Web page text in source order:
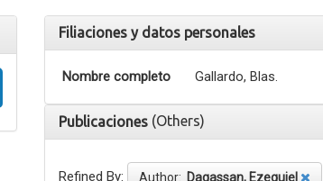
Filiaciones y datos personales
Nombre completo Gallardo, Blas.
Publicaciones (Others)
Refined By: Author: Dagassan, Ezequiel